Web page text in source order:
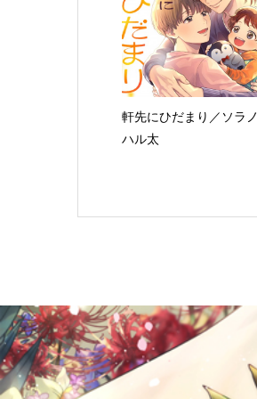
軒先にひだまり／ソラノ
ハル太